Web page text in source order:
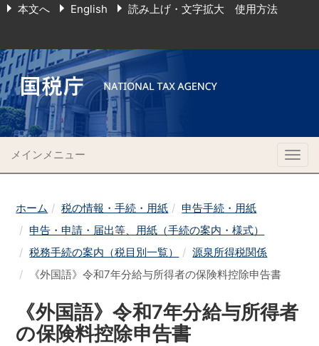
本文へ English 読み上げ・文字拡大 使用方法
メインメニュー
ホーム 税の情報・手続・用紙
申告手続・用紙
申告・申請・届出等、用紙（手続の案内・様式）
税務手続の案内（税目別一覧）
源泉所得税関係
《外国語》令和7年分給与所得者の保険料控除申告書
《外国語》令和7年分給与所得者
の保険料控除申告書